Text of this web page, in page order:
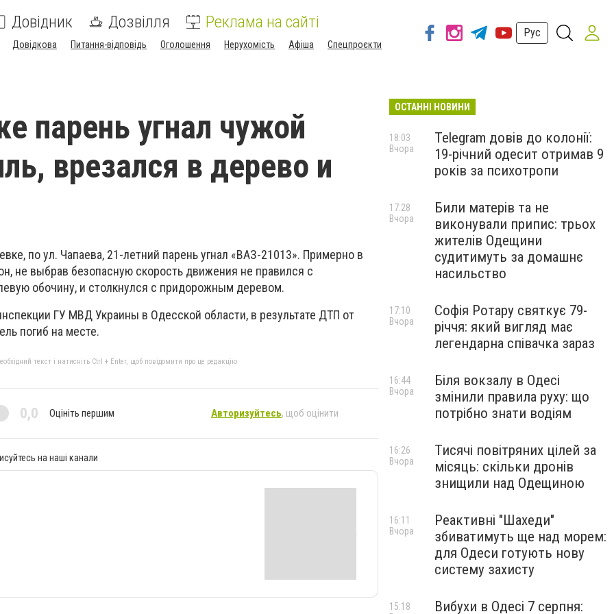
Довідник Дозвілля Реклама на сайті
Довідкова Питання-відповідь Оголошення Нерухомість Афіша Спецпроєкти
Рус
парень угнал чужой
врезался в дерево и
по ул. Чапаева, 21-летний парень угнал «ВАЗ-21013». Примерно в
не выбрав безопасную скорость движения не правился с
обочину, и столкнулся с придорожным деревом.
ГУ МВД Украины в Одесской области, в результате ДТП от
погиб на месте.
текст і натисніть Ctrl + Enter, щоб повідомити про це редакцію
0,0 Оцініть першим Авторизуйтесь, щоб оцінити
на наші канали
ОСТАННІ НОВИНИ
Telegram довів до колонії:
19-річний одесит отримав 9
років за психотропи
18:03
Вчора
Били матерів та не
виконували припис: трьох
жителів Одещини
судитимуть за домашнє
насильство
17:28
Вчора
Софія Ротару святкує 79-
річчя: який вигляд має
легендарна співачка зараз
17:10
Вчора
Біля вокзалу в Одесі
змінили правила руху: що
потрібно знати водіям
16:44
Вчора
Тисячі повітряних цілей за
місяць: скільки дронів
знищили над Одещиною
16:26
Вчора
Реактивні "Шахеди"
збиватимуть ще над морем:
для Одеси готують нову
систему захисту
16:11
Вчора
Вибухи в Одесі 7 серпня:
15:18